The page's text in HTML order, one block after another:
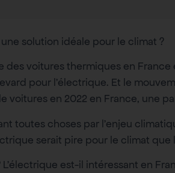
solution idéale pour le climat ?
des voitures thermiques en France
pour l’électrique. Et le
voitures en 2022 en France, une
toutes choses par l’enjeu
serait pire pour le climat
est-il intéressant en